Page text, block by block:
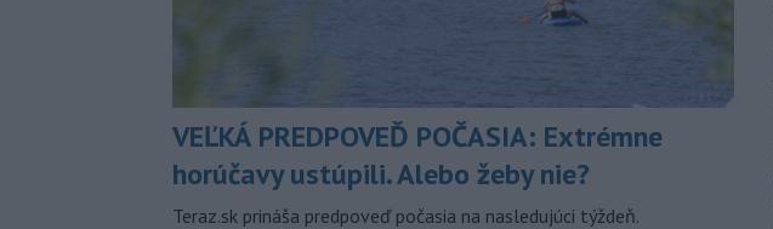
VEĽKÁ PREDPOVEĎ POČASIA: Extrémne
horúčavy ustúpili. Alebo žeby nie?
Teraz.sk prináša predpoveď počasia na nasledujúci týždeň.